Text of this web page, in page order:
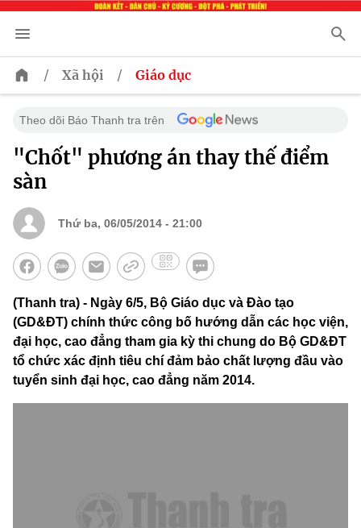
/ Xã hội / Giáo dục
Theo dõi Báo Thanh tra trên
"Chốt" phương án thay thế điểm
sàn
Thứ ba, 06/05/2014 - 21:00
(Thanh tra) - Ngày 6/5, Bộ Giáo dục và Đào tạo
(GD&ĐT) chính thức công bố hướng dẫn các học viện,
đại học, cao đẳng tham gia kỳ thi chung do Bộ GD&ĐT
tổ chức xác định tiêu chí đảm bảo chất lượng đầu vào
tuyển sinh đại học, cao đẳng năm 2014.